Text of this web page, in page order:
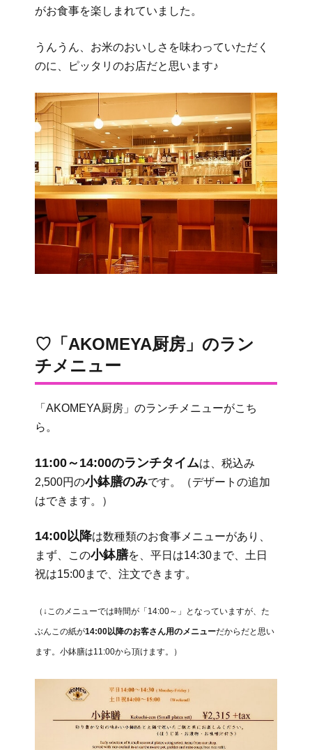
がお食事を楽しまれていました。
うんうん、お米のおいしさを味わっていただく
のに、ピッタリのお店だと思います♪
♡「AKOMEYA厨房」のラン
チメニュー
「AKOMEYA厨房」のランチメニューがこち
ら。
11:00～14:00のランチタイムは、税込み
2,500円の小鉢膳のみです。（デザートの追加
はできます。）
14:00以降は数種類のお食事メニューがあり、
まず、この小鉢膳を、平日は14:30まで、土日
祝は15:00まで、注文できます。
（↓このメニューでは時間が「14:00～」となっていますが、た
ぶんこの紙が14:00以降のお客さん用のメニューだからだと思い
ます。小鉢膳は11:00から頂けます。）